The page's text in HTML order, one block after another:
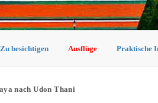
Zu besichtigen Ausflüge Praktische
nach Udon Thani